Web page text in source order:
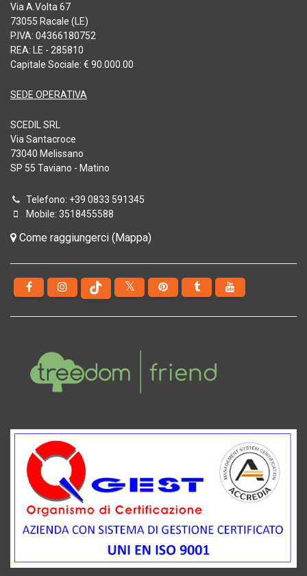
Via A.Volta 67
73055 Racale (LE)
P.IVA: 04366180752
REA: LE - 285810
Capitale Sociale: € 90.000.00
SEDE OPERATIVA
SCEDIL SRL
Via Santacroce
73040 Melissano
SP 55 Taviano - Matino
Telefono: +39 0833 591345
Mobile: 3518455588
Come raggiungerci (Mappa)